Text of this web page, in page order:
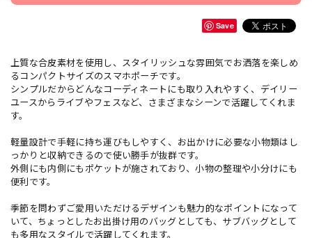
Save
上質な合皮素材を使用し、スタイリッシュな雰囲気でお洒落を楽しめ
るコンパクトサイズのスマホポーチです。
シンプルだからどんなコーディネートにも取り入れやすく、デイリー
ユースからライブやフェスなど、さまざまなシーンで活躍してくれま
す。
軽量設計で手軽に持ち運びもしやすく、お出かけに必要な小物類はし
っかりと収納できるので使い勝手が抜群です。
外側にも内側にもポケットが施されており、小物の整理や小分けにも
便利です。
季節を問わずご愛用いただけるデザインも魅力的なポイントになって
いて、ちょっとしたお出掛け用のバッグとしても、サブバッグとして
も多用なスタイルで活躍してくれます。